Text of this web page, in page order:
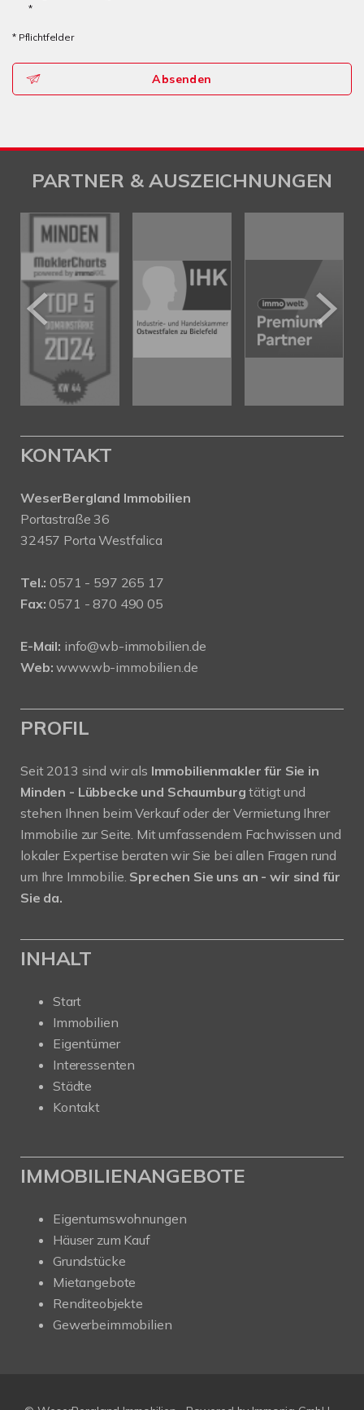
*
* Pflichtfelder
Absenden
PARTNER & AUSZEICHNUNGEN
KONTAKT
WeserBergland Immobilien
Portastraße 36
32457 Porta Westfalica
Tel.: 0571 - 597 265 17
Fax: 0571 - 870 490 05
E-Mail: info@wb-immobilien.de
Web: www.wb-immobilien.de
PROFIL
Seit 2013 sind wir als Immobilienmakler für Sie in
Minden - Lübbecke und Schaumburgtätigt und
stehen Ihnen beim Verkauf oder der Vermietung Ihrer
Immobilie zur Seite. Mit umfassendem Fachwissen und
lokaler Expertise beraten wir Sie bei allen Fragen rund
um Ihre Immobilie. Sprechen Sie uns an - wir sind für
Sie da.
INHALT
Start
Immobilien
Eigentümer
Interessenten
Städte
Kontakt
IMMOBILIENANGEBOTE
Eigentumswohnungen
Häuser zum Kauf
Grundstücke
Mietangebote
Renditeobjekte
Gewerbeimmobilien